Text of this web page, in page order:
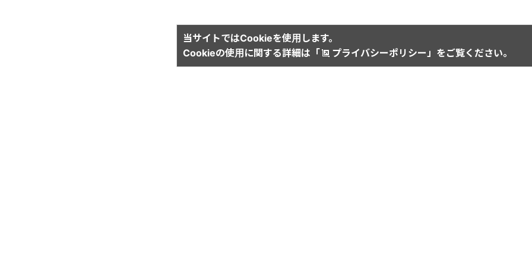
当サイトではCookieを使用します。
Cookieの使用に関する詳細は「
プライバシーポリシー」をご覧ください。